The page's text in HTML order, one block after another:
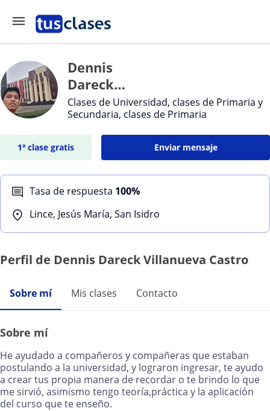
Dennis
Dareck
Villanueva
Castro
Clases de Universidad, clases de Primaria y
Secundaria, clases de Primaria
1ª clase gratis Enviar mensaje
Tasa de respuesta 100%
Lince, Jesús María, San Isidro
Perfil de Dennis Dareck Villanueva Castro
Sobre mí Mis clases Contacto
Sobre mí
He ayudado a compañeros y compañeras que estaban
postulando a la universidad, y lograron ingresar, te ayudo
a crear tus propia manera de recordar o te brindo lo que
me sirvió, asimismo tengo teoría,práctica y la aplicación
del curso que te enseño.